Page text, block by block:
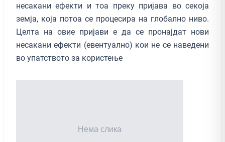
несакани ефекти и тоа преку пријава во секоја
земја, која потоа се процесира на глобално ниво.
Целта на овие пријави е да се пронајдат нови
несакани ефекти (евентуално) кои не се наведени
во упатството за користење